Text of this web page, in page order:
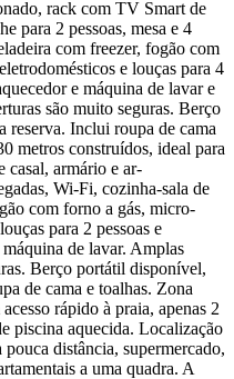
rack com TV Smart de
para 2 pessoas, mesa e 4
com freezer, fogão com
e louças para 4
e máquina de lavar e
são muito seguras. Berço
reserva. Inclui roupa de cama
metros construídos, ideal para
casal, armário e ar-
Wi-Fi, cozinha-sala de
com forno a gás, micro-
para 2 pessoas e
de lavar. Amplas
Berço portátil disponível,
de cama e toalhas. Zona
rápido à praia, apenas 2
piscina aquecida. Localização
distância, supermercado,
a uma quadra. A